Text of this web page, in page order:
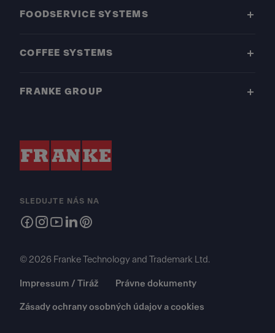
FOODSERVICE SYSTEMS
COFFEE SYSTEMS
FRANKE GROUP
SLEDUJTE NÁS NA
© 2026 Franke Technology and Trademark Ltd.
Impressum / Tiráž Právne dokumenty
Zásady ochrany osobných údajov a cookies